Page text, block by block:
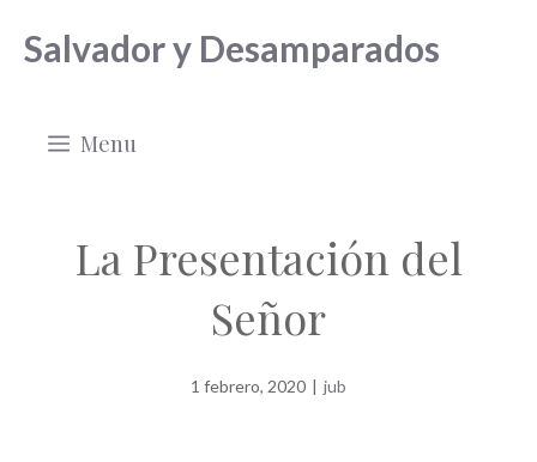
Salvador y Desamparados
Menu
La Presentación del
Señor
1 febrero, 2020 | jub